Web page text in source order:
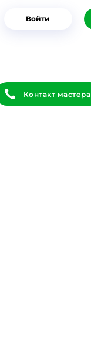
Войти
Контакт мастера